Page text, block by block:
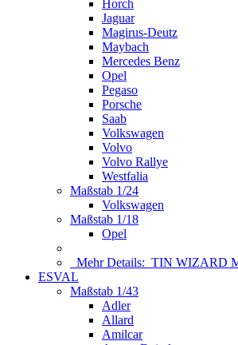
Horch
Jaguar
Magirus-Deutz
Maybach
Mercedes Benz
Opel
Pegaso
Porsche
Saab
Volkswagen
Volvo
Volvo Rallye
Westfalia
Maßstab 1/24
Volkswagen
Maßstab 1/18
Opel
Mehr Details: TIN WIZARD
ESVAL
Maßstab 1/43
Adler
Allard
Amilcar